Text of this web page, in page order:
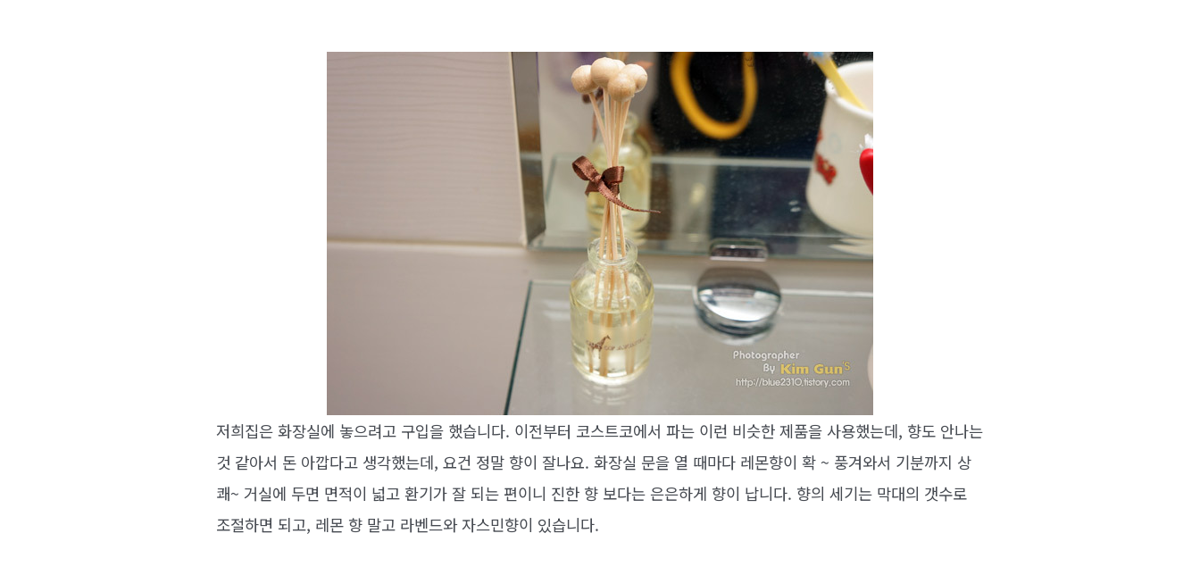
저희집은 화장실에 놓으려고 구입을 했습니다. 이전부터 코스트코에서 파는 이런 비슷한 제품을 사용했는데, 향도 안나는
것 같아서 돈 아깝다고 생각했는데, 요건 정말 향이 잘나요. 화장실 문을 열 때마다 레몬향이 확 ~ 풍겨와서 기분까지 상
쾌~ 거실에 두면 면적이 넓고 환기가 잘 되는 편이니 진한 향 보다는 은은하게 향이 납니다. 향의 세기는 막대의 갯수로
조절하면 되고, 레몬 향 말고 라벤드와 자스민향이 있습니다.